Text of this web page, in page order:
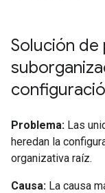
Solución de
Problema: Las
heredan la
organizativa raíz.
Causa: La causa